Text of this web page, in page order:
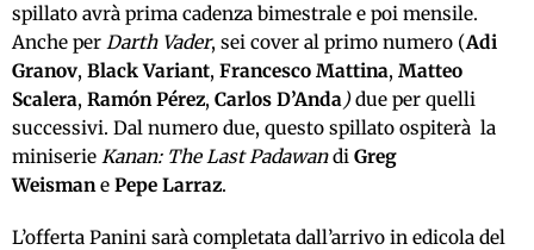
spillato avrà prima cadenza bimestrale e poi mensile.
Anche per Darth Vader, sei cover al primo numero (Adi
Granov, Black Variant, Francesco Mattina, Matteo
Scalera, Ramón Pérez, Carlos D’Anda )due per quelli
successivi. Dal numero due, questo spillato ospiterà la
miniserie Kanan: The Last Padawandi Greg
Weisman e Pepe Larraz.
L’offerta Panini sarà completata dall’arrivo in edicola del